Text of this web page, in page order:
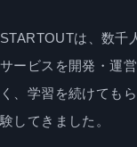
STARTOUTは、数千
サービスを開発・運
く、学習を続けても
験してきました。